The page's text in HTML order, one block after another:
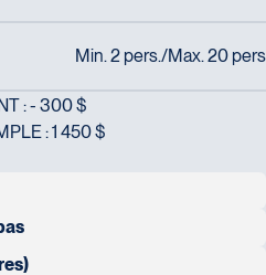
Min. 2 pers./Max. 20
: - 300 $
: 1 450 $
et en avion (selon le